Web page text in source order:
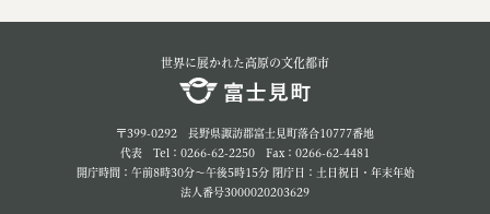
世界に展かれた高原の文化都市
〒399-0292 長野県諏訪郡富士見町落合10777番地
代表 Tel：0266-62-2250 Fax：0266-62-4481
開庁時間：午前8時30分～午後5時15分 閉庁日：土日祝日・年末年始
法人番号3000020203629